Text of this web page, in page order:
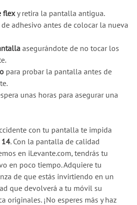
flexy retira la pantalla antigua.
de adhesivo antes de colocar la nueva
asegurándote de no tocar los
para probar la pantalla antes de
unas horas para asegurar una
con tu pantalla te impida
14. Con la pantalla de calidad
en iLevante.com, tendrás tu
en poco tiempo. Adquiere tu
de que estás invirtiendo en un
que devolverá a tu móvil su
originales. ¡No esperes más y haz